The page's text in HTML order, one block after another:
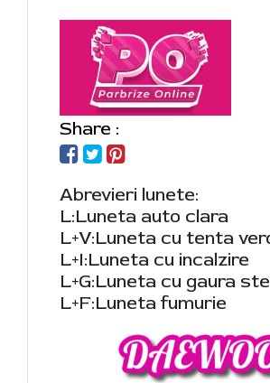
Share :
Abrevieri lunete:
L:Luneta auto clara
L+V:Luneta cu tenta
L+I:Luneta cu incalzire
L+G:Luneta cu gaura
L+F:Luneta fumurie